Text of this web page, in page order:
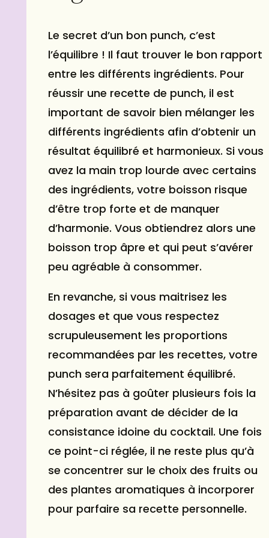
Le secret d’un bon punch, c’est
l’équilibre ! Il faut trouver le bon rapport
entre les différents ingrédients. Pour
réussir une recette de punch, il est
important de savoir bien mélanger les
différents ingrédients afin d’obtenir un
résultat équilibré et harmonieux. Si vous
avez la main trop lourde avec certains
des ingrédients, votre boisson risque
d’être trop forte et de manquer
d’harmonie. Vous obtiendrez alors une
boisson trop âpre et qui peut s’avérer
peu agréable à consommer.
En revanche, si vous maitrisez les
dosages et que vous respectez
scrupuleusement les proportions
recommandées par les recettes, votre
punch sera parfaitement équilibré.
N’hésitez pas à goûter plusieurs fois la
préparation avant de décider de la
consistance idoine du cocktail. Une fois
ce point-ci réglée, il ne reste plus qu’à
se concentrer sur le choix des fruits ou
des plantes aromatiques à incorporer
pour parfaire sa recette personnelle.